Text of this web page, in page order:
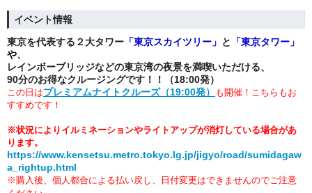
イベント情報
東京を代表する２大タワー 「東京スカイツリー」 と 「東京タワー」
や、
レインボーブリッジなどの東京湾の夜景を満喫いただける、
90分のお得なクルージングです！！（18:00発）
この日はプレミアムナイトクルーズ（19:00発）
も開催！こちらもお
すすめです！
※状況によりイルミネーションやライトアップが消灯している場合があ
ります。
https://www.kensetsu.metro.tokyo.lg.jp/jigyo/road/sumidagaw
a_rightup.html
※購入後、個人都合による払い戻し、日付変更はできませんのでご注意